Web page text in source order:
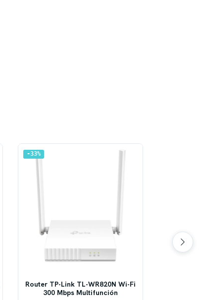
33%
Router TP-Link TL-WR820N Wi-Fi
300 Mbps Multifunción